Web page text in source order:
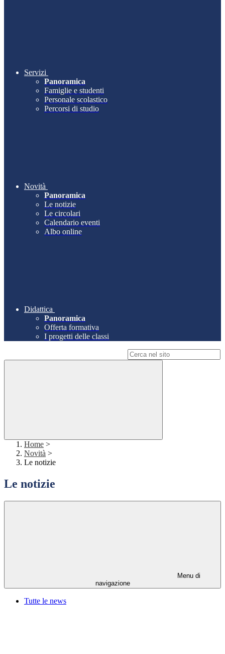
Servizi
Panoramica
Famiglie e studenti
Personale scolastico
Percorsi di studio
Novità
Panoramica
Le notizie
Le circolari
Calendario eventi
Albo online
Didattica
Panoramica
Offerta formativa
I progetti delle classi
Home >
Novità >
Le notizie
Le notizie
Menu di
navigazione
Tutte le news